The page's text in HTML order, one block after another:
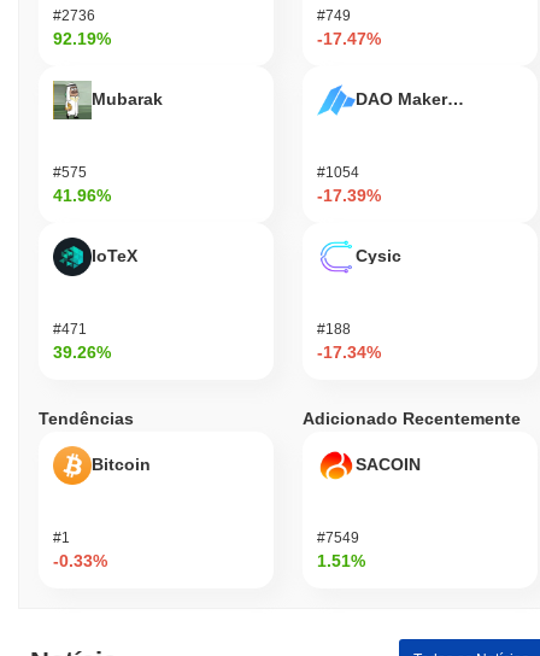
#2736
92.19%
Mubarak
#575
41.96%
IoTeX
#471
39.26%
#749
-17.47%
DAO Maker Token
#1054
-17.39%
Cysic
#188
-17.34%
Tendências
Bitcoin
#1
-0.33%
Adicionado Recentemente
SACOIN
#7549
1.51%